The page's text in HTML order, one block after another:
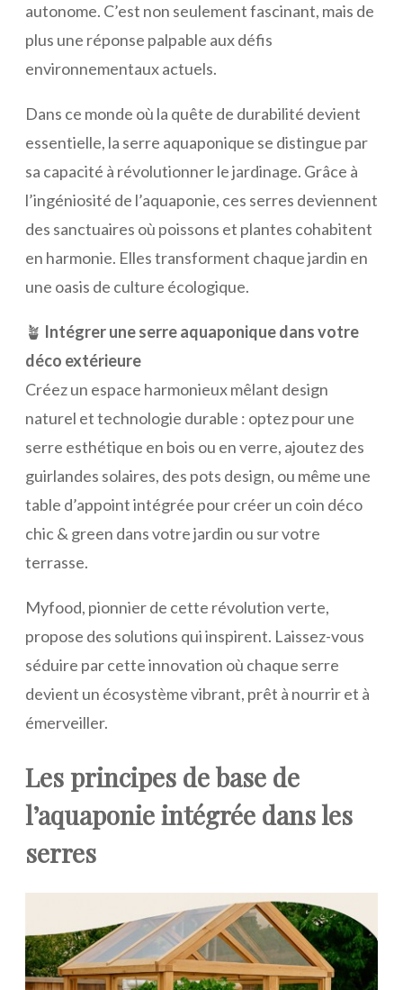
autonome. C’est non seulement fascinant, mais de
plus une réponse palpable aux défis
environnementaux actuels.
Dans ce monde où la quête de durabilité devient
essentielle, la serre aquaponique se distingue par
sa capacité à révolutionner le jardinage. Grâce à
l’ingéniosité de l’aquaponie, ces serres deviennent
des sanctuaires où poissons et plantes cohabitent
en harmonie. Elles transforment chaque jardin en
une oasis de culture écologique.
🪴 Intégrer une serre aquaponique dans votre
déco extérieure
Créez un espace harmonieux mêlant design
naturel et technologie durable : optez pour une
serre esthétique en bois ou en verre, ajoutez des
guirlandes solaires, des pots design, ou même une
table d’appoint intégrée pour créer un coin déco
chic & green dans votre jardin ou sur votre
terrasse.
Myfood, pionnier de cette révolution verte,
propose des solutions qui inspirent. Laissez-vous
séduire par cette innovation où chaque serre
devient un écosystème vibrant, prêt à nourrir et à
émerveiller.
Les principes de base de
l’aquaponie intégrée dans les
serres